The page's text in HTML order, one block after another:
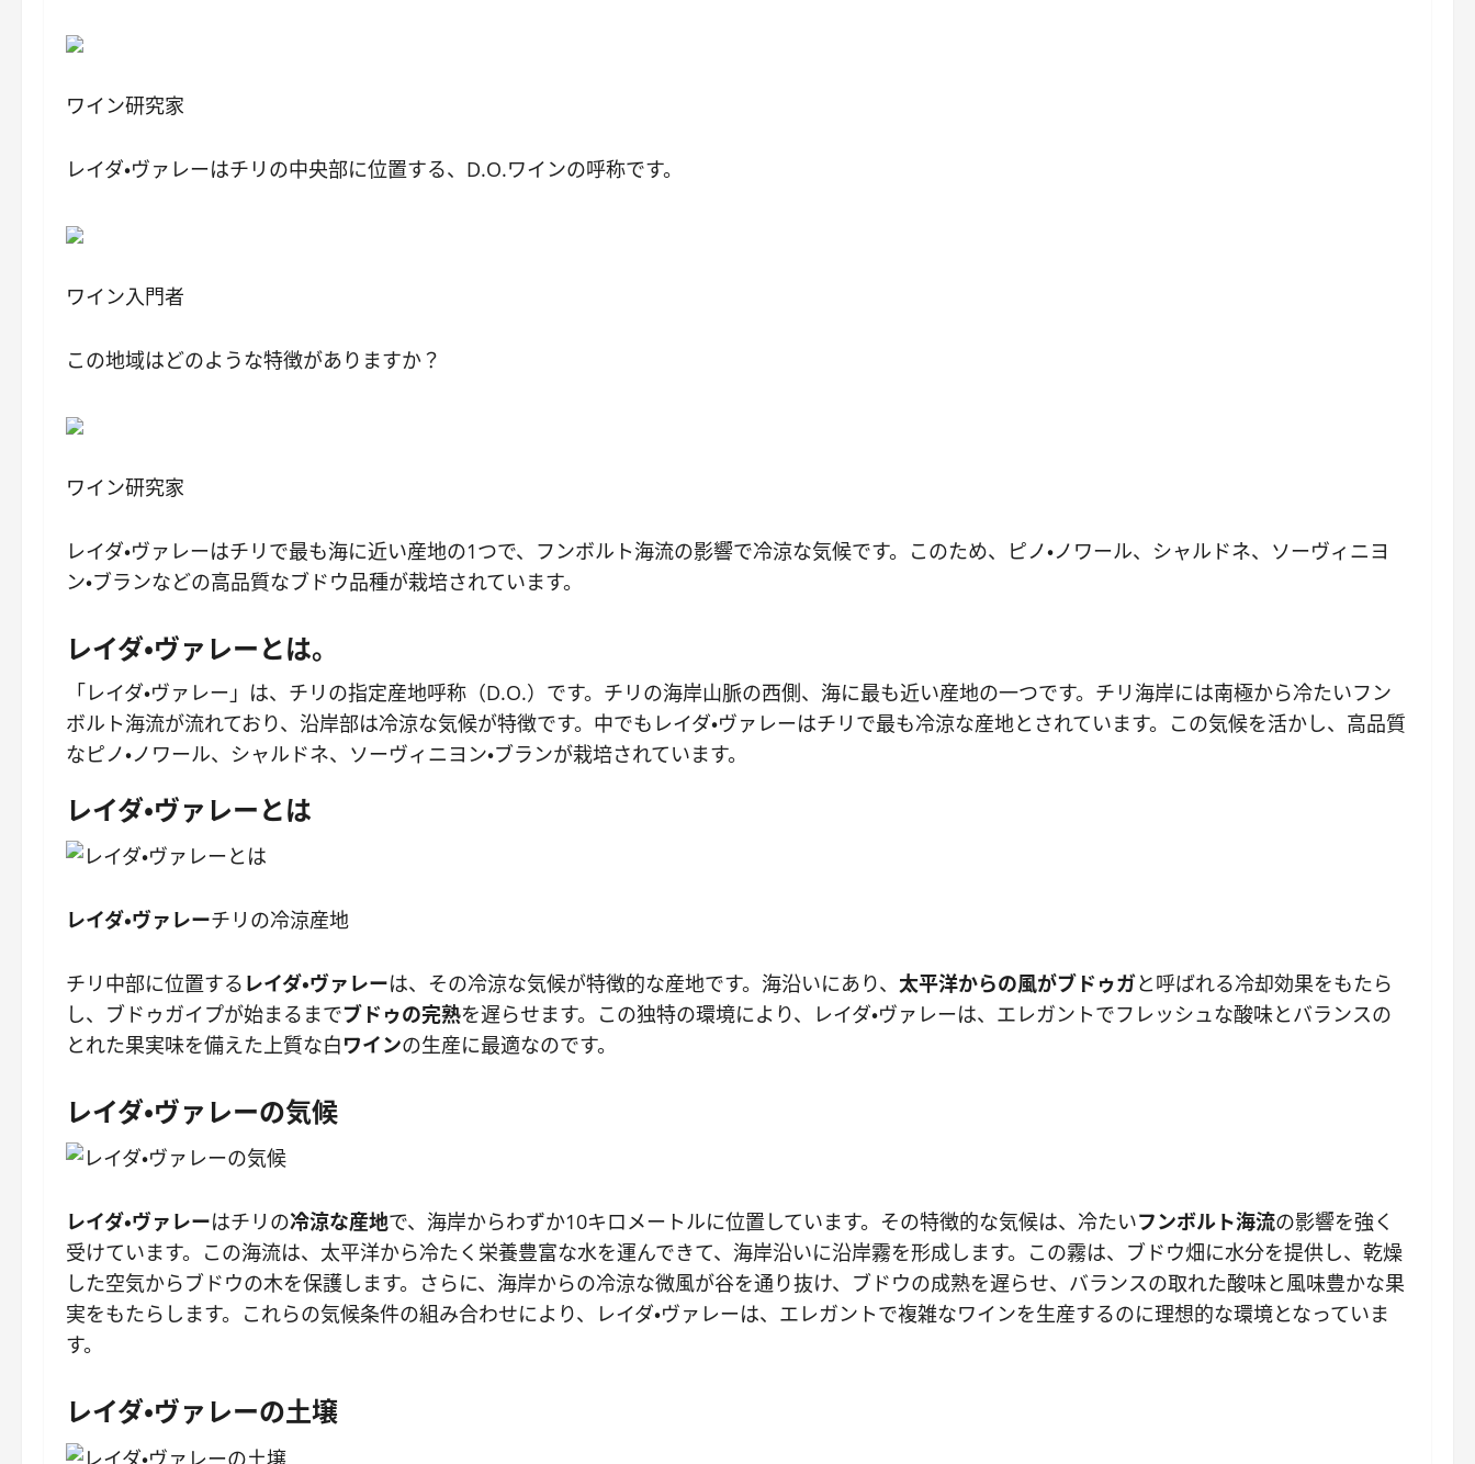
ワイン研究家
レイダ・ヴァレーはチリの中央部に位置する、D.O.ワインの呼称です。
ワイン入門者
この地域はどのような特徴がありますか？
ワイン研究家
レイダ・ヴァレーはチリで最も海に近い産地の1つで、フンボルト海流の影響で冷涼な気候です。このため、ピノ・ノワール、シャルドネ、ソーヴィニヨ
ン・ブランなどの高品質なブドウ品種が栽培されています。
レイダ・ヴァレーとは。
「レイダ・ヴァレー」は、チリの指定産地呼称（D.O.）です。チリの海岸山脈の西側、海に最も近い産地の一つです。チリ海岸には南極から冷たいフン
ボルト海流が流れており、沿岸部は冷涼な気候が特徴です。中でもレイダ・ヴァレーはチリで最も冷涼な産地とされています。この気候を活かし、高品質
なピノ・ノワール、シャルドネ、ソーヴィニヨン・ブランが栽培されています。
レイダ・ヴァレーとは
レイダ・ヴァレーチリの冷涼産地
チリ中部に位置する レイダ・ヴァレーは、その冷涼な気候が特徴的な産地です。海沿いにあり、 太平洋からの風がブ​​ドゥガ​​と呼ばれる冷却効果をもたら
し、ブ​​ドゥガイ​​プが始まるまでブ​​ドゥの完熟を遅らせます。この独特の環境により、レイダ・ヴァレーは、エレガントでフレッシュな酸味とバランスの
とれた果実味を備えた上質な白ワ​​インの生産に最適なのです。
レイダ・ヴァレーの気候
レイダ・ヴァレーはチリの冷涼な産地で、海岸からわずか10キロメートルに位置しています。その特徴的な気候は、冷たいフンボルト海流の影響を強く
受けています。この海流は、太平洋から冷たく栄養豊富な水を運んできて、海岸沿いに沿岸霧を形成します。この霧は、ブドウ畑に水分を提供し、乾燥
した空気からブドウの木を保護します。さらに、海岸からの冷涼な微風が谷を通り抜け、ブドウの成熟を遅らせ、バランスの取れた酸味と風味豊かな果
実をもたらします。これらの気候条件の組み合わせにより、レイダ・ヴァレーは、エレガントで複雑なワインを生産するのに理想的な環境となっていま
す。
レイダ・ヴァレーの土壌